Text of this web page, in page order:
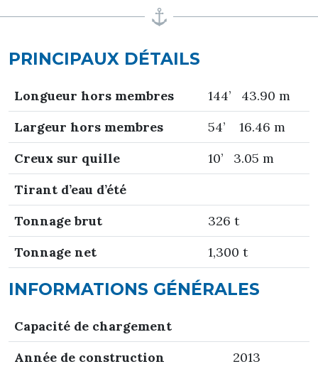
PRINCIPAUX DÉTAILS
Longueur hors membres
144’ 43.90 m
Largeur hors membres
54’ 16.46 m
Creux sur quille
10’ 3.05 m
Tirant d’eau d’été
Tonnage brut
326 t
Tonnage net
1,300 t
INFORMATIONS GÉNÉRALES
Capacité de chargement
Année de construction
2013